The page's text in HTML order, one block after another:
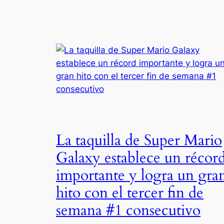
La taquilla de Super Mario
Galaxy establece un
importante y logra un
hito con el tercer fin de
semana #1 consecutivo